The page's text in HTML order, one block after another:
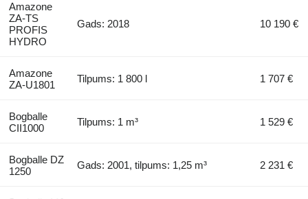
Amazone
ZA-TS
PROFIS
HYDRO
Gads: 2018 10 190 €
Amazone
ZA-U1801
Tilpums: 1 800 l 1 707 €
Bogballe
CII1000
Tilpums: 1 m³ 1 529 €
Bogballe DZ
1250
Gads: 2001, tilpums: 1,25 m³ 2 231 €